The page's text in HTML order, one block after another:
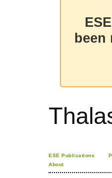
been
ESE Publications
About